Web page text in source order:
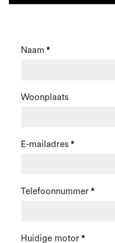
Naam
Woonplaats
E-mailadres
Telefoonnummer
Huidige motor